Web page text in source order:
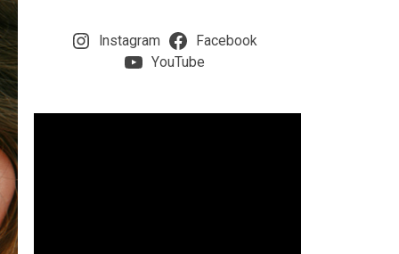
Instagram
Facebook
YouTube